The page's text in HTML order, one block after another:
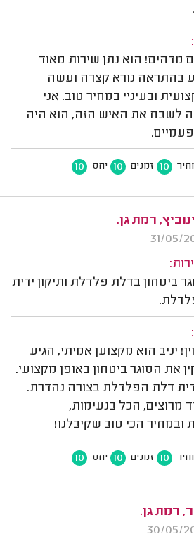
מדהים! הוא נתן שירות מאוד
בהתראה נורא קצרה ועשה
ובעיניי במחיר טוב. אני
לשבח את האיש הזה, הוא היה
10 זמנים 10 יחס 10
רמת גן.
ביטחון בדלת פלדלת ותיקון ידית
יניב הוא מקצוען אמיתי, הגיע
את הסוגר ביטחון באופן מקצועי.
דלת הפלדלת בצורה נהדרת.
מרוצים, הכל בנעימות,
ובמחיר הכי טוב שקיבלנו!
10 זמנים 10 יחס 10
רמת גן.